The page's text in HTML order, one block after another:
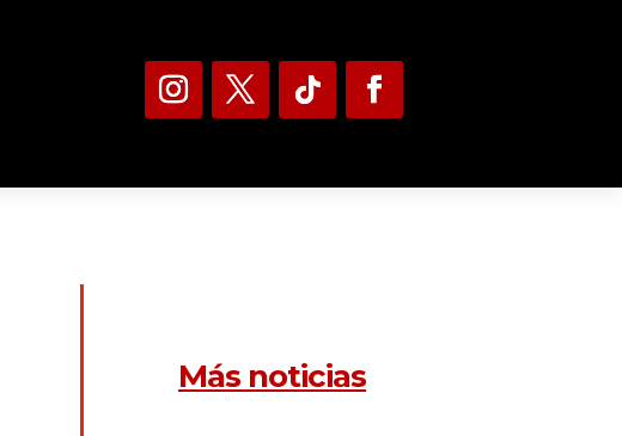
Más noticias